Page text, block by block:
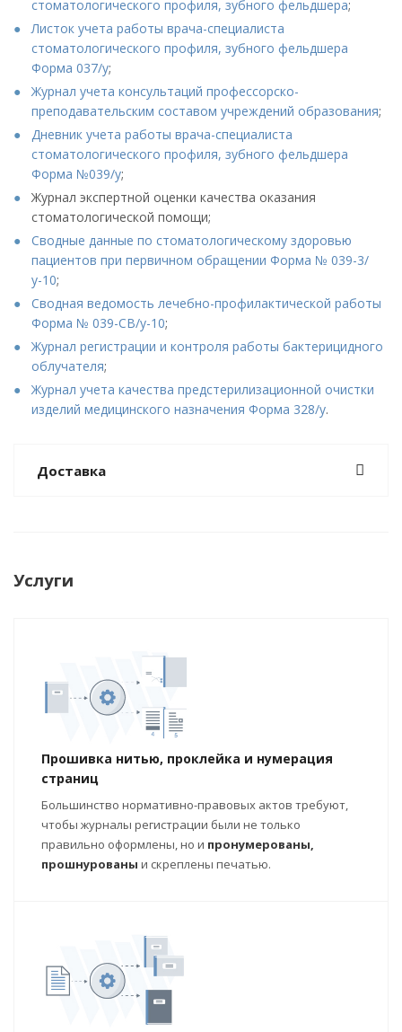
стоматологического профиля, зубного фельдшера;
Листок учета работы врача-специалиста
стоматологического профиля, зубного фельдшера
Форма 037/у;
Журнал учета консультаций профессорско-
преподавательским составом учреждений образования;
Дневник учета работы врача-специалиста
стоматологического профиля, зубного фельдшера
Форма №039/у;
Журнал экспертной оценки качества оказания
стоматологической помощи;
Сводные данные по стоматологическому здоровью
пациентов при первичном обращении Форма № 039-3/
у-10;
Сводная ведомость лечебно-профилактической работы
Форма № 039-СВ/у-10;
Журнал регистрации и контроля работы бактерицидного
облучателя;
Журнал учета качества предстерилизационной очистки
изделий медицинского назначения Форма 328/у.
Доставка
Услуги
Прошивка нитью, проклейка и нумерация
страниц
Большинство нормативно-правовых актов требуют,
чтобы журналы регистрации были не только
правильно оформлены, но и пронумерованы,
прошнурованы и скреплены печатью.